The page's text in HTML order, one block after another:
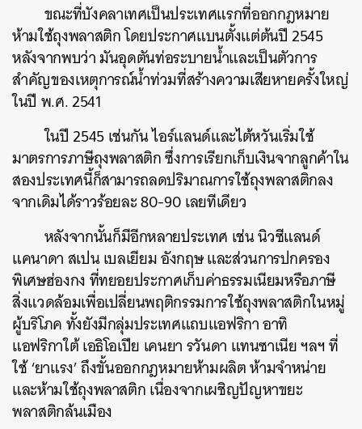
ขณะที่บังคลาเทศเป็นประเทศแรกที่ออกกฎหมาย
ห้ามใช้ถุงพลาสติกโดยประกาศแบนตั้งแต่ต้นปี 2545
หลังจากพบว่ามันอุดตันท่อระบายน้ำและเป็นตัวการ
สำคัญของเหตุการณ์น้ำท่วมที่สร้างความเสียหายครั้งใหญ่
ในปี พ.ศ. 2541
ในปี 2545เช่นกันไอร์แลนด์และไต้หวันเริ่มใช้
มาตรการภาษีถุงพลาสติกซึ่งการเรียกเก็บเงินจากลูกค้าใน
สองประเทศนี้ก็สามารถลดปริมาณการใช้ถุงพลาสติกลง
จากเดิมได้ราวร้อยละ80-90เลยทีเดียว
หลังจากนั้นก็มีอีกหลายประเทศ เช่นนิวซีแลนด์
แคนาดาสเปนเบลเยียมอังกฤษและส่วนการปกครอง
พิเศษฮ่องกงที่ทยอยประกาศเก็บค่าธรรมเนียมหรือภาษี
สิ่งแวดล้อมเพื่อเปลี่ยนพฤติกรรมการใช้ถุงพลาสติกในหมู่
ผู้บริโภคทั้งยังมีกลุ่มประเทศแถบแอฟริกาอาทิ
แอฟริกาใต้เอธิโอเปีย เคนยารวันดา แทนซาเนียฯลฯที่
ใช้‘ยาแรง’ถึงขั้นออกกฎหมายห้ามผลิตห้ามจำหน่าย
และห้ามใช้ถุงพลาสติกเนื่องจากเผชิญปัญหาขยะ
พลาสติกล้นเมือง